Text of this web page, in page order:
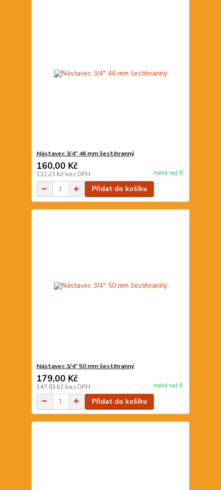
Nástavec 3/4" 46 mm šestihranný
160,00 Kč
132,23 Kč bez DPH méně než 6
Přidat do košíku
Nástavec 3/4" 50 mm šestihranný
179,00 Kč
147,93 Kč bez DPH méně než 6
Přidat do košíku